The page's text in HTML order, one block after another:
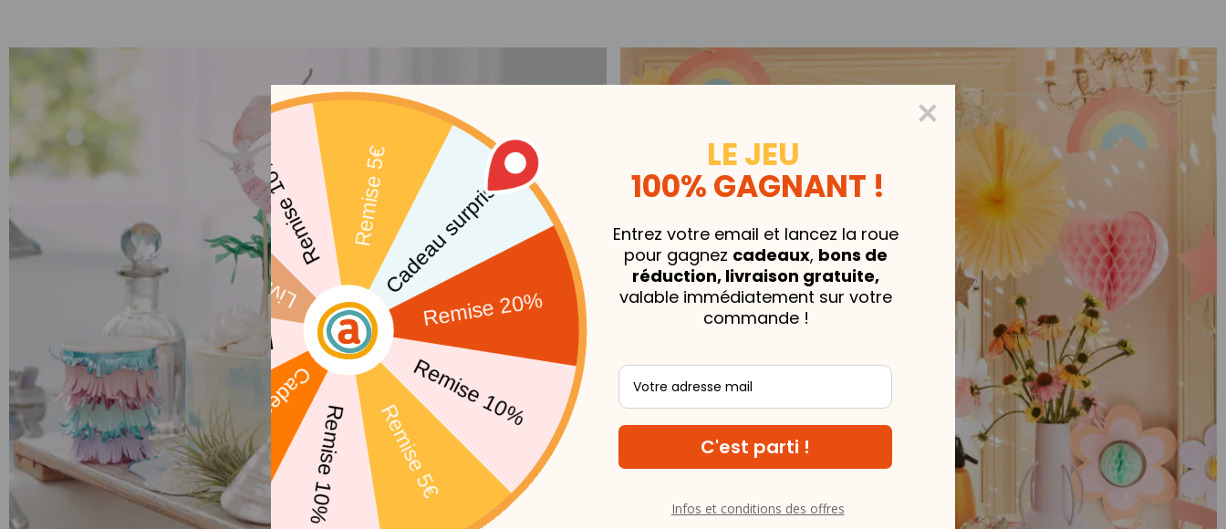
Entrez votre email et lancez la roue
pour gagnez cadeaux, bons de
réduction, livraison gratuite,
valable immédiatement sur votre
commande !
Infos et conditions des offres
100% GAGNANT !
LE JEU